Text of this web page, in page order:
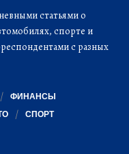
статьями о
спорте и
с разных
ФИНАНСЫ
СПОРТ